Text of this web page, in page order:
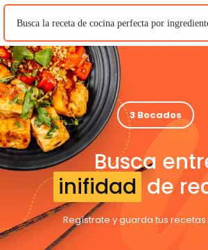
3 Bocados
Busca
inifidad de
Regístrate y guarda tus